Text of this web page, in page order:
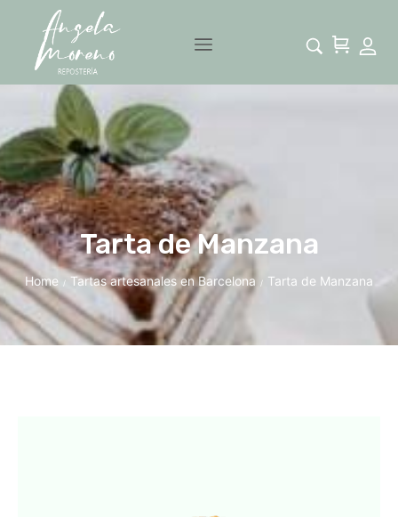
Tarta de Manzana
Home / Tartas artesanales en Barcelona / Tarta de Manzana